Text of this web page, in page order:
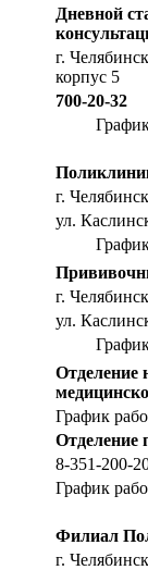
Дневной
г.
корпус 5
700-20-32
г.
ул.
г.
ул.
Отделение
График
Отделение
8-351-200-
График
Филиал
г.